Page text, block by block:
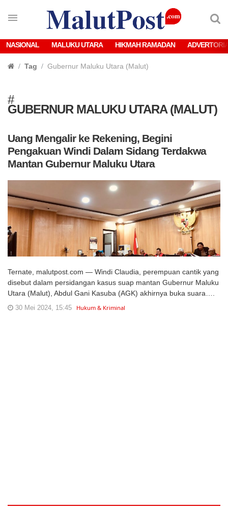
NASIONAL MALUKU UTARA HIKMAH RAMADAN
Tag Gubernur Maluku Utara (Malut)
#
GUBERNUR MALUKU UTARA (MALUT)
Uang Mengalir ke Rekening, Begini
Pengakuan Windi Dalam Sidang Terdakwa
Mantan Gubernur Maluku Utara
Ternate, malutpost.com — Windi Claudia, perempuan cantik yang
disebut dalam persidangan kasus suap mantan Gubernur Maluku
Utara (Malut), Abdul Gani Kasuba (AGK) akhirnya buka suara….
30 Mei 2024, 15:45 Hukum & Kriminal